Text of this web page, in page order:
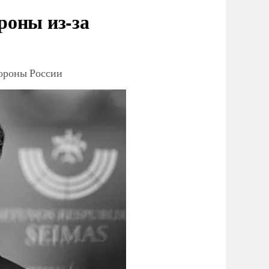
из-за
России